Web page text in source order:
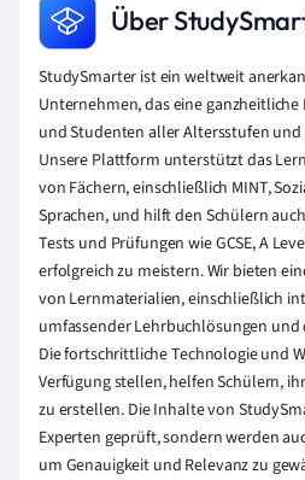
Über
StudySmarter ist ein weltweit
Unternehmen, das eine
und Studenten aller Altersstufen
Unsere Plattform unterstützt das
von Fächern, einschließlich MINT,
Sprachen, und hilft den Schülern
Tests und Prüfungen wie GCSE, A
erfolgreich zu meistern. Wir bieten
von Lernmaterialien, einschließlich
umfassender Lehrbuchlösungen
Die fortschrittliche Technologie und
Verfügung stellen, helfen Schülern,
zu erstellen. Die Inhalte von
Experten geprüft, sondern werden
um Genauigkeit und Relevanz zu